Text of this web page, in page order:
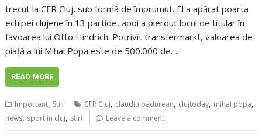
trecut la CFR Cluj, sub formă de împrumut. El a apărat poarta
echipei clujene în 13 partide, apoi a pierdut locul de titular în
favoarea lui Otto Hindrich. Potrivit transfermarkt, valoarea de
piață a lui Mihai Popa este de 500.000 de…
READ MORE
Important, Stiri CFR Cluj, claudiu padurean, clujtoday, mihai popa,
news, sport in cluj, stiri Leave a comment